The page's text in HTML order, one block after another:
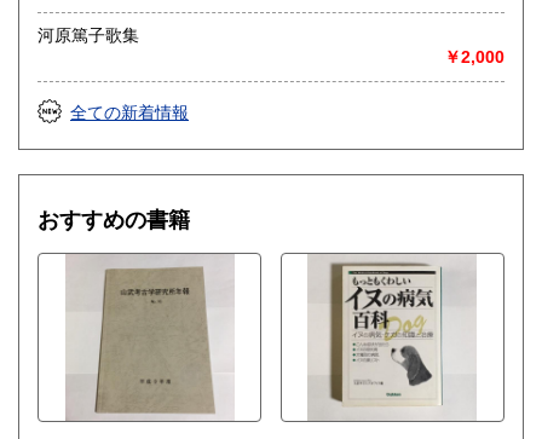
河原篤子歌集
￥2,000
全ての新着情報
おすすめの書籍